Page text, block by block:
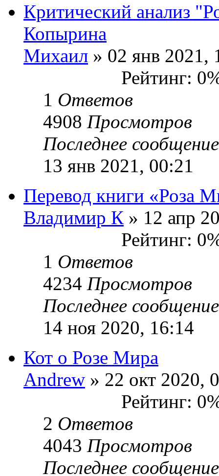
Критический анализ
Копырина
Михаил » 02 янв 2021,
Рейтинг:
1 Ответов
4908 Просмотров
Последнее
13 янв 2021, 00:21
Перевод книги «Роза
Владимир К » 12 апр
Рейтинг:
1 Ответов
4234 Просмотров
Последнее
14 ноя 2020, 16:14
Кот о Розе Мира
Andrew » 22 окт 2020,
Рейтинг:
2 Ответов
4043 Просмотров
Последнее